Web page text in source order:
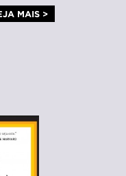
MAIS >